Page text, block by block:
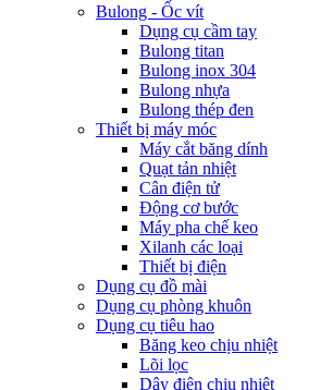
Bulong - Ốc vít
Dụng cụ cầm tay
Bulong titan
Bulong inox 304
Bulong nhựa
Bulong thép đen
Thiết bị máy móc
Máy cắt băng dính
Quạt tản nhiệt
Cân điện tử
Động cơ bước
Máy pha chế keo
Xilanh các loại
Thiết bị điện
Dụng cụ đồ mài
Dụng cụ phòng khuôn
Dụng cụ tiêu hao
Băng keo chịu nhiệt
Lõi lọc
Dây điện chịu nhiệt